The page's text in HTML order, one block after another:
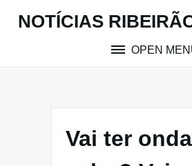
NOTÍCIAS
OPEN
Vai ter